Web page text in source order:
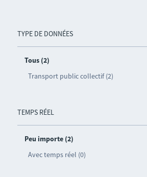
TYPE DE DONNÉES
Tous (2)
Transport public collectif (2)
TEMPS RÉEL
Peu importe (2)
Avec temps réel (0)